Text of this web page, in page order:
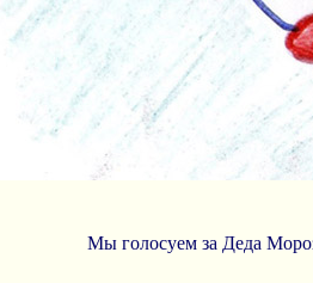
Мы голосуем за Деда